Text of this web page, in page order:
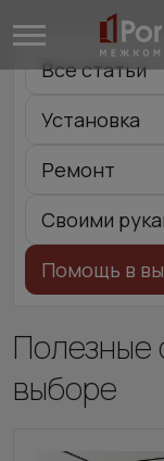
Все статьи
Установка
Ремонт
Своими
Помощь в
Полезные
выборе